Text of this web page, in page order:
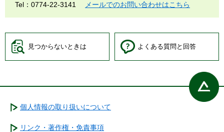
Tel：0774-22-3141
メールでのお問い合わせはこちら
見つからないときは よくある質問と回答
個人情報の取り扱いについて
リンク・著作権・免責事項